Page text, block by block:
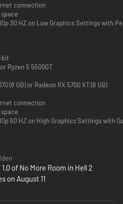
og dødbringende reflekser for at
udøde. Find dine holdkammerater
og bliv stærkere sammen.
er så sparsomme, at de
væk. Hvert valg og hver handling
og kan føre til ødelæggende
og dens fremskridt.
med stemmechatten, som kun
i nærheden. Sammen er i stærkere,
i bukserne alene i mørket med kun en
connection
30 HZ on Low Graphics Settings with
bit
Ryzen 5 5500GT
(8 GB) or Radeon RX 5700 XT (8 GB)
connection
60 HZ on High Graphics Settings with
of No More Room in Hell 2
on August 11